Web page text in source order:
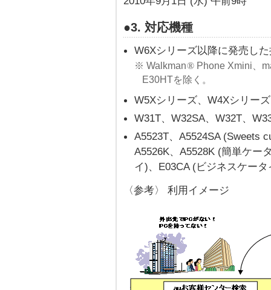
●3. 対応機種
W6Xシリーズ以降に発売し
※ Walkman®Phone Xmini、
E30HTを除く。
W5Xシリーズ、W4Xシリーズ
W31T、W32SA、W32T、
A5523T、A5524SA (Sweets
A5526K、A5528K (簡単ケー
イ)、E03CA (ビジネスケータ
〈参考〉 利用イメージ